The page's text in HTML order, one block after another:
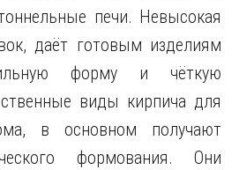
печи. Невысокая
даёт готовым изделиям
форму и чёткую
виды кирпича для
в основном получают
формования. Они